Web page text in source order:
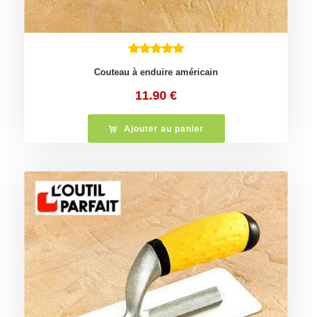
Couteau à enduire américain
11.90 €
Ajouter au panier